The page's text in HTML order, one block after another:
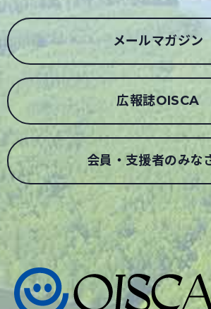
メールマガジン
広報誌OISCA
会員・支援者のみな